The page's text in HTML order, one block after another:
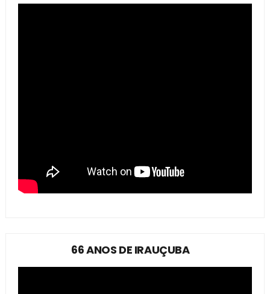
66 ANOS DE IRAUÇUBA